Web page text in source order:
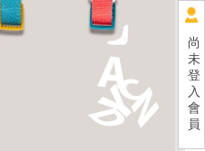
尚
未
登
入
會
員